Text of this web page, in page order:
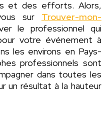
et des efforts. Alors,
sur Trouver-mon-
le professionnel qui
votre événement à
les environs en Pays-
professionnels sont
dans toutes les
un résultat à la hauteur